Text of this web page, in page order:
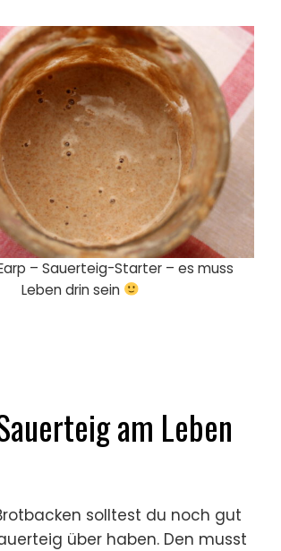
– Sauerteig-Starter – es muss
Leben drin sein
am Leben
solltest du noch gut
über haben. Den musst